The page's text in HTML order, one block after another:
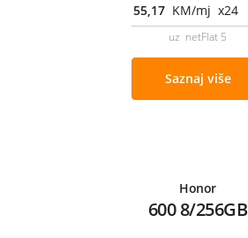
55,17 KM/mj x24
uz netFlat 5
Saznaj više
Honor
600 8/256GB